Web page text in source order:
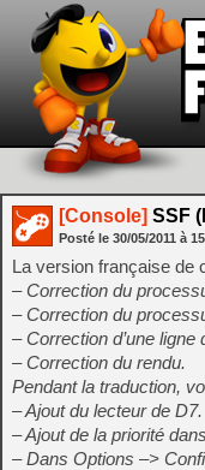
[Console] SSF
Posté le 30/05/2011 à
La version française de
– Correction du
– Correction du
– Correction d’une ligne
– Correction du rendu.
Pendant la traduction,
– Ajout du lecteur de D7.
– Ajout de la priorité
– Dans Options –>